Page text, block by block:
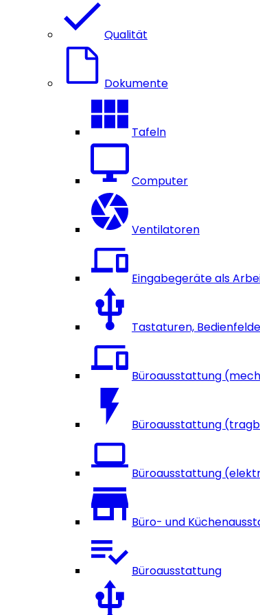
Qualität
Dokumente
Tafeln
Computer
Ventilatoren
Eingabegeräte als
Tastaturen,
Büroausstattung
Büroausstattung
Büroausstattung
Büro- und
Büroausstattung